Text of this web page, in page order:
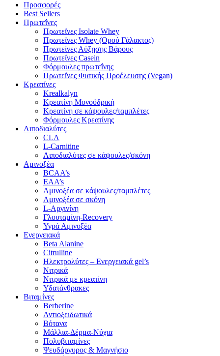
Προσφορές
Best Sellers
Πρωτεΐνες
Πρωτεΐνες Isolate Whey
Πρωτεΐνες Whey (Ορού Γάλακτος)
Πρωτείνες Αύξησης Βάρους
Πρωτεΐνες Casein
Φόρμουλες πρωτεΐνης
Πρωτεΐνες Φυτικής Προέλευσης (Vegan)
Κρεατίνες
Krealkalyn
Κρεατίνη Μονοϋδρική
Κρεατίνη σε κάψουλες/ταμπλέτες
Φόρμουλες Κρεατίνης
Λιποδιαλύτες
CLA
L-Carnitine
Λιποδιαλύτες σε κάψουλες/σκόνη
Αμινοξέα
BCAA’s
EAA’s
Αμινοξέα σε κάψουλες/ταμπλέτες
Αμινοξέα σε σκόνη
L-Αργινίνη
Γλουταμίνη-Recovery
Υγρά Αμινοξέα
Ενεργειακά
Beta Alanine
Citrulline
Ηλεκτρολύτες – Ενεργειακά gel’s
Νιτρικά
Νιτρικά με κρεατίνη
Υδατάνθρακες
Βιταμίνες
Berberine
Αντιοξειδωτικά
Βότανα
Μάλλια-Δέρμα-Νύχια
Πολυβιταμίνες
Ψευδάργυρος & Μαγνήσιο